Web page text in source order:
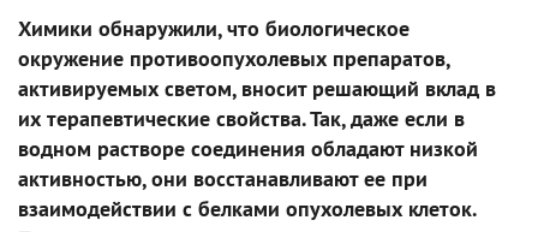
Химики обнаружили, что биологическое
окружение противоопухолевых препаратов,
активируемых светом, вносит решающий вклад в
их терапевтические свойства. Так, даже если в
водном растворе соединения обладают низкой
активностью, они восстанавливают ее при
взаимодействии с белками опухолевых клеток.